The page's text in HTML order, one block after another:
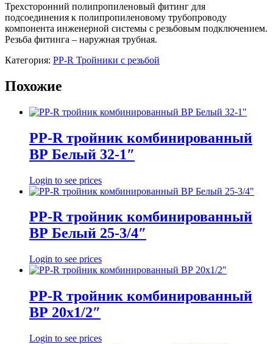
Трехсторонний полипропиленовый фитинг для
подсоединения к полипропиленовому трубопроводу
компонента инженерной системы с резьбовым подключением.
Резьба фитинга – наружная трубная.
Категория: PP-R Тройники c резьбой
Похожие
PP-R тройник комбинированный
ВР Белый 32-1″
Login to see prices
PP-R тройник комбинированный
ВР Белый 25-3/4″
Login to see prices
PP-R тройник комбинированный
ВР 20х1/2″
Login to see prices